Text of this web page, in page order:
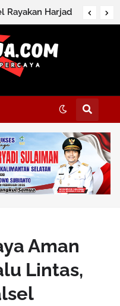
Rayakan Harjad
Aman
Lintas,